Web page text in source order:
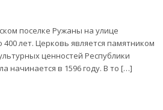
поселке Ружаны на улице
лет. Церковь является памятником
ценностей Республики
начинается в 1596 году. В то […]